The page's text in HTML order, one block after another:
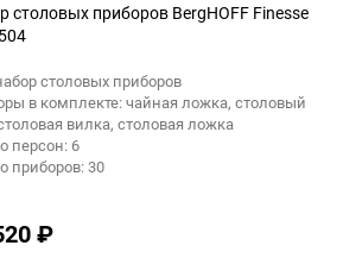
столовых приборов BergHOFF Finesse
столовых приборов
в комплекте: чайная ложка, столовый
вилка, столовая ложка
персон: 6
приборов: 30
₽